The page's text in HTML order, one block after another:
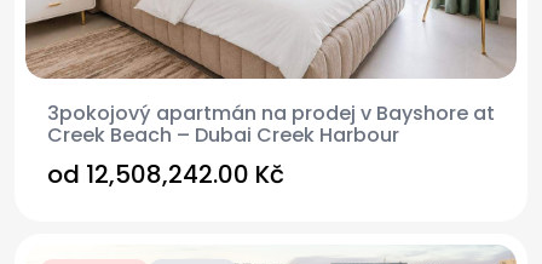
3pokojový apartmán na prodej v Bayshore at
Creek Beach – Dubai Creek Harbour
od 12,508,242.00 Kč